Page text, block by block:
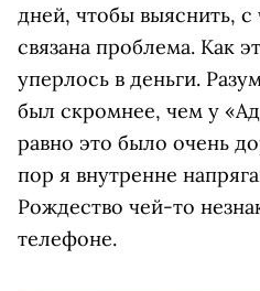
дней, чтобы выяснить, с
связана проблема. Как
уперлось в деньги.
был скромнее, чем у
равно это было очень
пор я внутренне
Рождество чей-то
телефоне.